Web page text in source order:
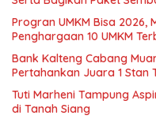
Progran UMKM Bisa 2026,
Penghargaan 10 UMKM
Bank Kalteng Cabang
Pertahankan Juara 1 Stan
Tuti Marheni Tampung
di Tanah Siang